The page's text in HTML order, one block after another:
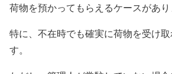
荷物を預かってもらえるケースがあり
特に、不在時でも確実に荷物を受け
す。